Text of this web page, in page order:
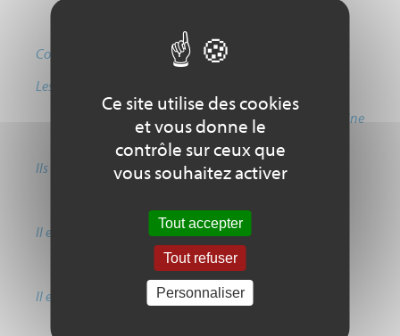
Concernant le Haut Niveau :
Les Pôles France sont au nombre de deux :
Le Pôle France de Gymnastique Artistique Masculine
Le Pôle France Trampoline
Ils sont accompagnés d'un Pôle Espoir :
Il existe également un club d'excellence de natation.
Il existe aussi des dispositifs régionaux :
Ce site utilise des cookies
et vous donne le
contrôle sur ceux que
vous souhaitez activer
Tout accepter
Tout refuser
Personnaliser